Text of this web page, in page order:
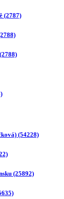
(2787)
(2788)
(54228)
(25892)